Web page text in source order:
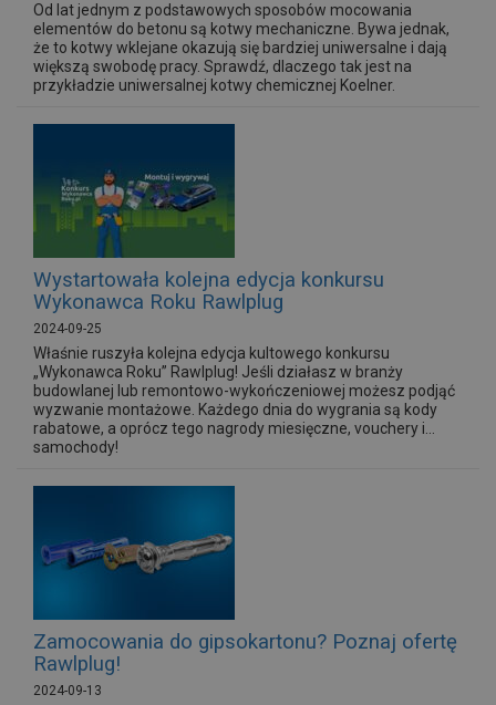
Od lat jednym z podstawowych sposobów mocowania
elementów do betonu są kotwy mechaniczne. Bywa jednak,
że to kotwy wklejane okazują się bardziej uniwersalne i dają
większą swobodę pracy. Sprawdź, dlaczego tak jest na
przykładzie uniwersalnej kotwy chemicznej Koelner.
Wystartowała kolejna edycja konkursu
Wykonawca Roku Rawlplug
2024-09-25
Właśnie ruszyła kolejna edycja kultowego konkursu
„Wykonawca Roku” Rawlplug! Jeśli działasz w branży
budowlanej lub remontowo-wykończeniowej możesz podjąć
wyzwanie montażowe. Każdego dnia do wygrania są kody
rabatowe, a oprócz tego nagrody miesięczne, vouchery i...
samochody!
Zamocowania do gipsokartonu? Poznaj ofertę
Rawlplug!
2024-09-13